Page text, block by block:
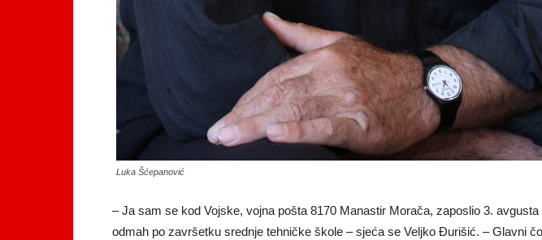
Luka Šćepanović
– Ja sam se kod Vojske, vojna pošta 8170 Manastir Morača, zaposlio 3. avgusta
odmah po završetku srednje tehničke škole – sjeća se Veljko Đurišić. – Glavni